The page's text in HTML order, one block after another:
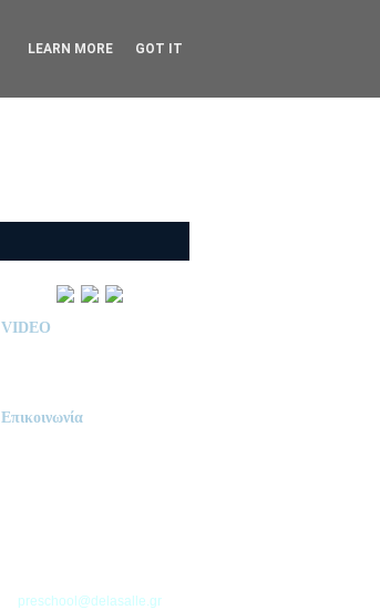
VIDEO
Επικοινωνία
preschool@delasalle.gr
LEARN MORE GOT IT